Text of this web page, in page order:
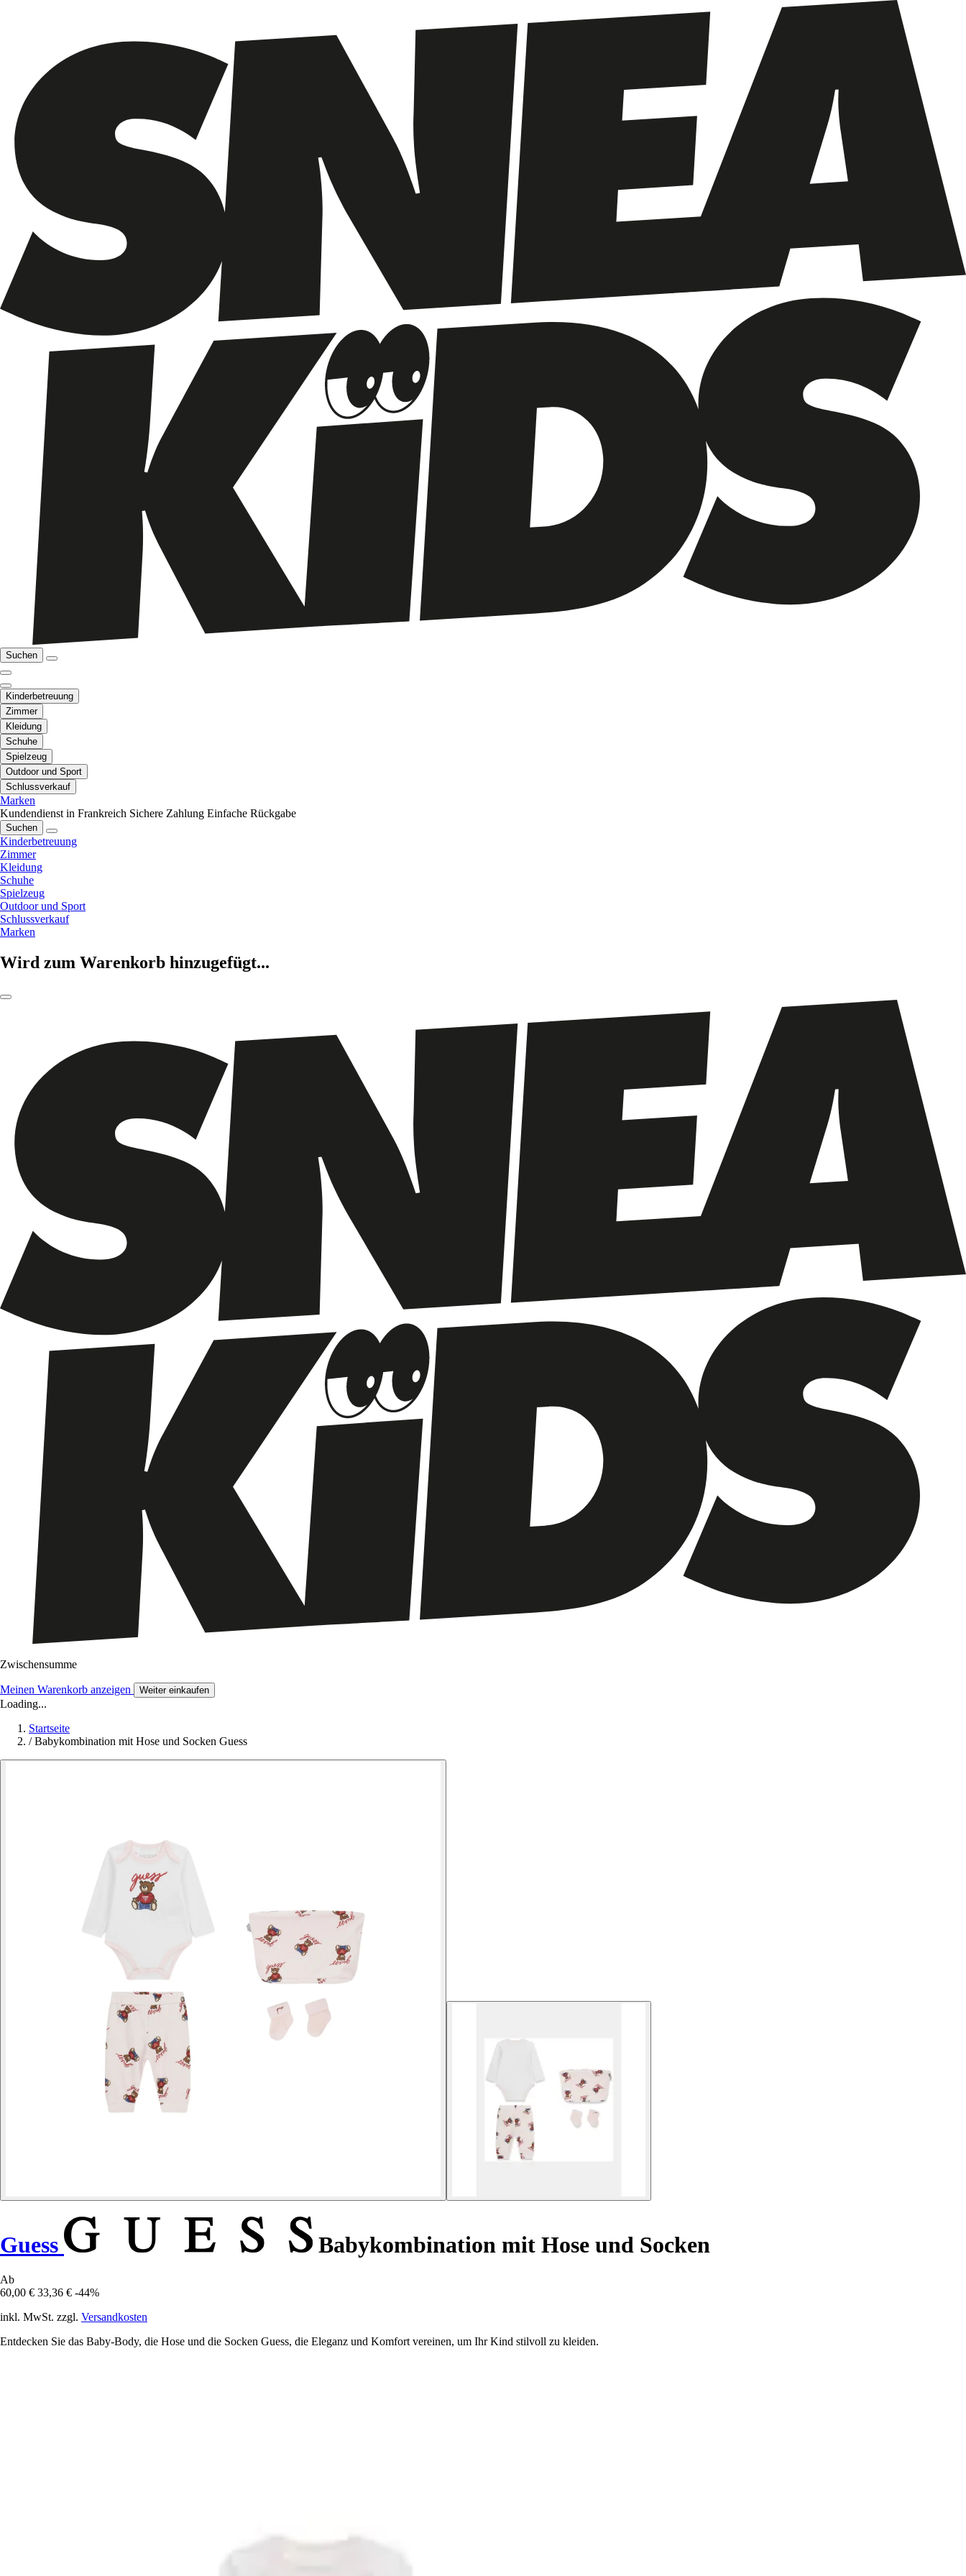
Suchen
Kinderbetreuung
Zimmer
Kleidung
Schuhe
Spielzeug
Outdoor und Sport
Schlussverkauf
Marken
Kundendienst in Frankreich Sichere Zahlung Einfache Rückgabe
Suchen
Kinderbetreuung
Zimmer
Kleidung
Schuhe
Spielzeug
Outdoor und Sport
Schlussverkauf
Marken
Wird zum Warenkorb hinzugefügt...
Zwischensumme
Meinen Warenkorb anzeigen Weiter einkaufen
Loading...
Startseite
/ Babykombination mit Hose und Socken Guess
Guess Babykombination mit Hose und Socken
Ab
60,00 € 33,36 € -44%
inkl. MwSt. zzgl. Versandkosten
Entdecken Sie das Baby-Body, die Hose und die Socken Guess, die Eleganz und Komfort vereinen, um Ihr Kind stilvoll zu kleiden.